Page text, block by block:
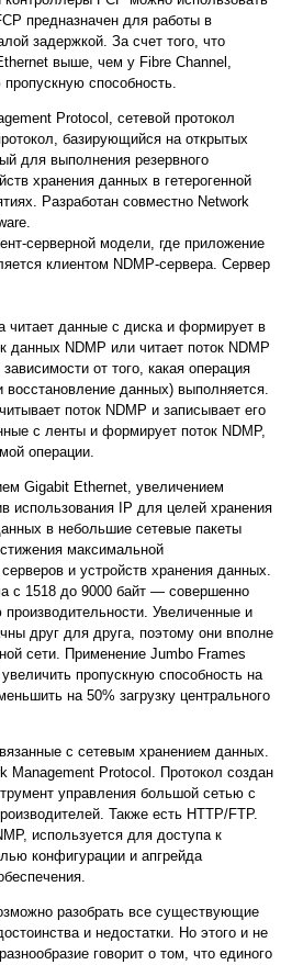
предназначен для работы в
задержкой. За счет того, что
выше, чем у Fibre Channel,
способность.
Protocol, сетевой протокол
базирующийся на открытых
для выполнения резервного
хранения данных в гетерогенной
Разработан совместно Network
серверной модели, где приложение
клиентом NDMP-сервера. Сервер
данные с диска и формирует в
данных NDMP или читает поток NDMP
от того, какая операция
восстановление данных) выполняется.
поток NDMP и записывает его
с ленты и формирует поток NDMP,
операции.
Gigabit Ethernet, увеличением
использования IP для целей хранения
в небольшие сетевые пакеты
максимальной
и устройств хранения данных.
с 1518 до 9000 байт — совершенно
Увеличенные и
друг для друга, поэтому они вполне
сети. Применение Jumbo Frames
пропускную способность на
на 50% загрузку центрального
с сетевым хранением данных.
Management Protocol. Протокол создан
управления большой сетью с
Также есть HTTP/FTP.
используется для доступа к
конфигурации и апгрейда
разобрать все существующие
и недостатки. Но этого и не
говорит о том, что единого